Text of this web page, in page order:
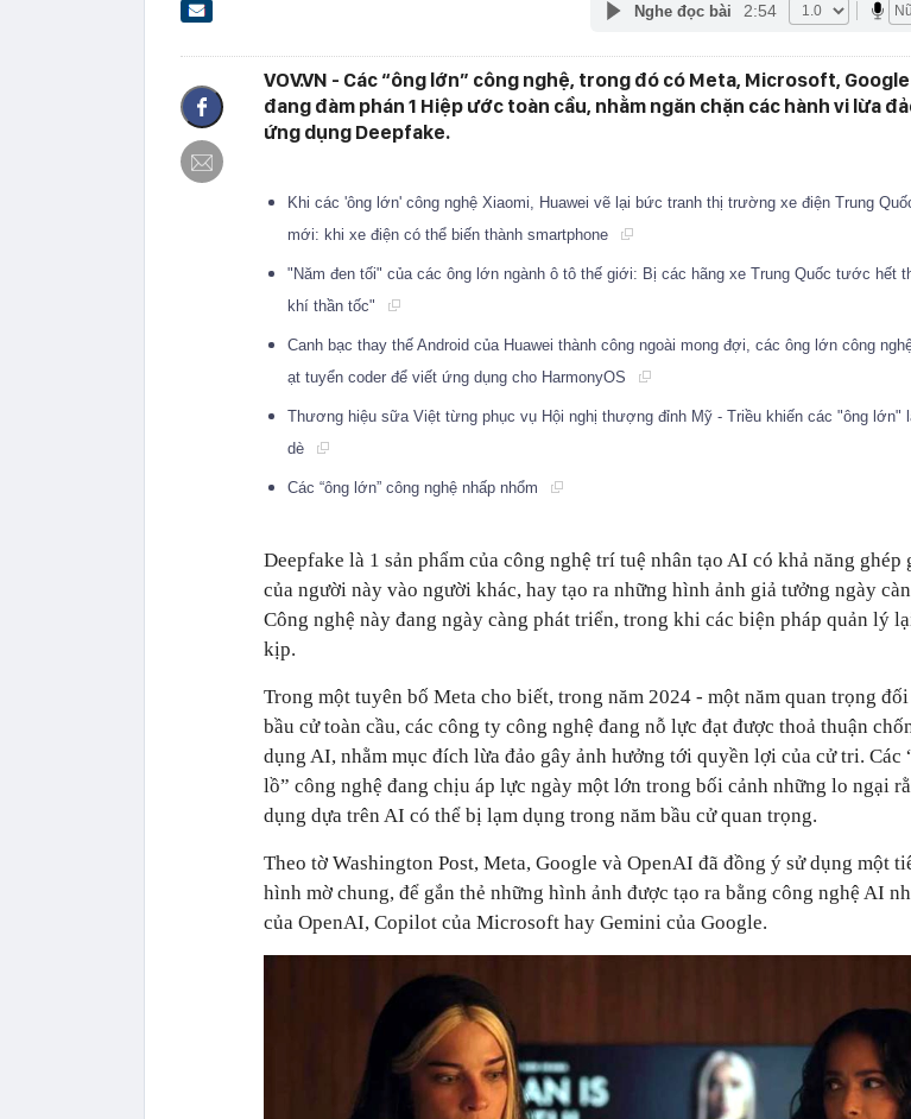
Nghe đọc bài 2:54
VOV.VN - Các “ông lớn” công nghệ, trong đó có Meta, Microsoft,
đang đàm phán 1 Hiệp ước toàn cầu, nhằm ngăn chặn các hành vi lừa
ứng dụng Deepfake.
Khi các 'ông lớn' công nghệ Xiaomi, Huawei vẽ lại bức tranh thị trường xe điện Trung
mới: khi xe điện có thể biến thành smartphone
"Năm đen tối" của các ông lớn ngành ô tô thế giới: Bị các hãng xe Trung Quốc tước hết
khí thần tốc"
Canh bạc thay thế Android của Huawei thành công ngoài mong đợi, các ông lớn công
ạt tuyển coder để viết ứng dụng cho HarmonyOS
Thương hiệu sữa Việt từng phục vụ Hội nghị thượng đỉnh Mỹ - Triều khiến các "ông lớn"
dè
Các “ông lớn” công nghệ nhấp nhổm
Deepfake là 1 sản phẩm của công nghệ trí tuệ nhân tạo AI có khả năng ghép
của người này vào người khác, hay tạo ra những hình ảnh giả tưởng ngày
Công nghệ này đang ngày càng phát triển, trong khi các biện pháp quản lý
kịp.
Trong một tuyên bố Meta cho biết, trong năm 2024 - một năm quan trọng
bầu cử toàn cầu, các công ty công nghệ đang nỗ lực đạt được thoả thuận
dụng AI, nhằm mục đích lừa đảo gây ảnh hưởng tới quyền lợi của cử tri. Các
lồ” công nghệ đang chịu áp lực ngày một lớn trong bối cảnh những lo ngại
dụng dựa trên AI có thể bị lạm dụng trong năm bầu cử quan trọng.
Theo tờ Washington Post, Meta, Google và OpenAI đã đồng ý sử dụng một
hình mờ chung, để gắn thẻ những hình ảnh được tạo ra bằng công nghệ AI
của OpenAI, Copilot của Microsoft hay Gemini của Google.